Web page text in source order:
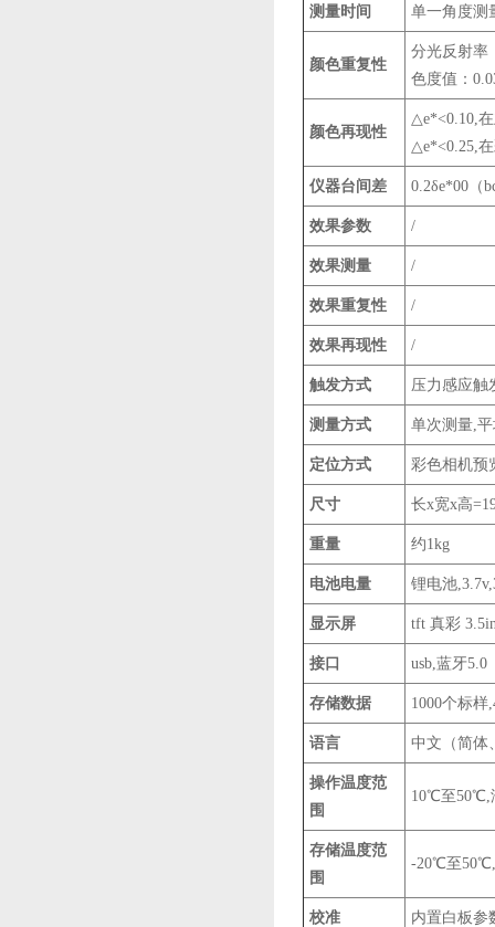
测量时间 单一角度测
颜色重复性
分光反射率
色度值：
颜色再现性
△e*<0.10,
△e*<0.25,
仪器台间差 0.2δe*00（
效果参数 /
效果测量 /
效果重复性 /
效果再现性 /
触发方式 压力感应触
测量方式 单次测量,
定位方式 彩色相机预
尺寸 长x宽x高
重量 约1kg
电池电量 锂电池
显示屏 tft 真彩
接口 usb,蓝牙5.0
存储数据 1000个标样
语言 中文（简体
操作温度范
围
10℃至50℃,
存储温度范
围
-20℃至50℃,
校准 内置白板参